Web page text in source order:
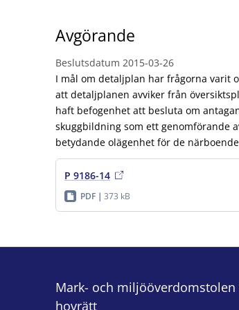
Avgörande
Beslutsdatum 2015-03-26
I mål om detaljplan har frågorna varit
att detaljplanen avviker från
haft befogenhet att besluta om
skuggbildning som ett genomförande
betydande olägenhet för de
P 9186-14
PDF 373 kB
Mark- och miljööverdomstolen
hovrätt